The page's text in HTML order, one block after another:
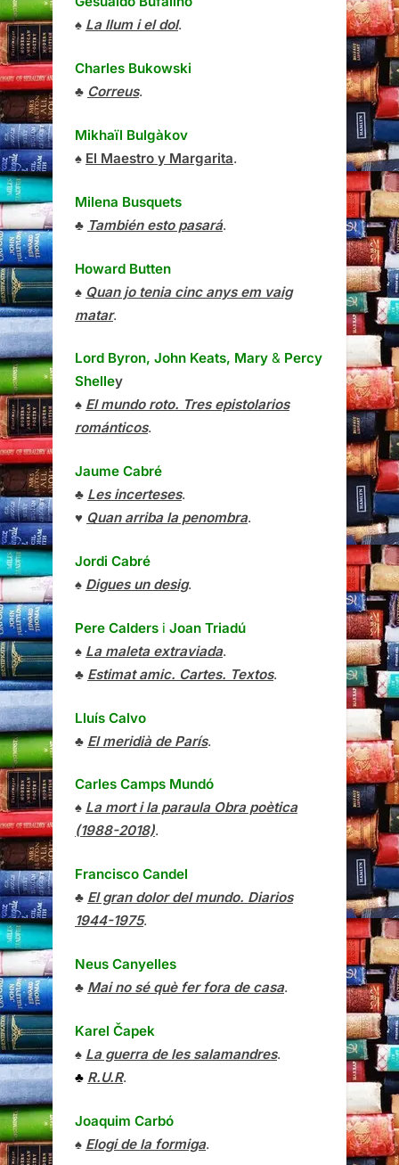
♠ La llum i el dol.
Charles Bukowski
♣ Correus.
Mikhaïl Bulgàkov
♠ El Maestro y Margarita.
Milena Busquets
♣ También esto pasará.
Howard Butten
♠ Quan jo tenia cinc anys em vaig
matar.
Lord Byron, John Keats, Mary & Percy
Shelley
♠ El mundo roto. Tres epistolarios
románticos.
Jaume Cabré
♣ Les incerteses.
♥ Quan arriba la penombra.
Jordi Cabré
♠ Digues un desig.
Pere Calders i Joan Triadú
♠ La maleta extraviada.
♣ Estimat amic. Cartes. Textos.
Lluís Calvo
♣ El meridià de París.
Carles Camps Mundó
♠ La mort i la paraula Obra poètica
(1988-2018).
Francisco Candel
♣ El gran dolor del mundo. Diarios
1944-1975.
Neus Canyelles
♣ Mai no sé què fer fora de casa.
Karel Čapek
♠ La guerra de les salamandres.
♣ R.U.R.
Joaquim Carbó
♠ Elogi de la formiga.